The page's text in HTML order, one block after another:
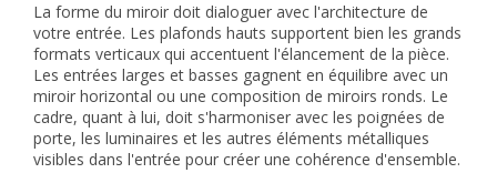
La forme du miroir doit dialoguer avec l'architecture de
votre entrée. Les plafonds hauts supportent bien les grands
formats verticaux qui accentuent l'élancement de la pièce.
Les entrées larges et basses gagnent en équilibre avec un
miroir horizontal ou une composition de miroirs ronds. Le
cadre, quant à lui, doit s'harmoniser avec les poignées de
porte, les luminaires et les autres éléments métalliques
visibles dans l'entrée pour créer une cohérence d'ensemble.